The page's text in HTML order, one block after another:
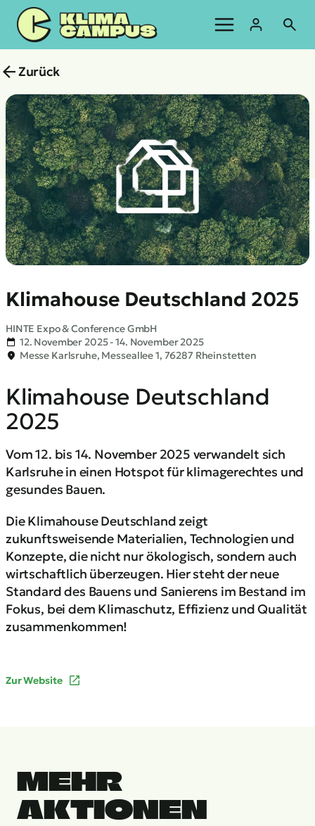
Zum
Inhalt
springen
Zurück
Klimahouse Deutschland 2025
HINTE Expo & Conference GmbH
12. November 2025 - 14. November 2025
Messe Karlsruhe, Messeallee 1, 76287 Rheinstetten
Klimahouse Deutschland
2025
Vom 12. bis 14. November 2025 verwandelt sich
Karlsruhe in einen Hotspot für klimagerechtes und
gesundes Bauen.
Die Klimahouse Deutschland zeigt
zukunftsweisende Materialien, Technologien und
Konzepte, die nicht nur ökologisch, sondern auch
wirtschaftlich überzeugen. Hier steht der neue
Standard des Bauens und Sanierens im Bestand im
Fokus, bei dem Klimaschutz, Effizienz und Qualität
zusammenkommen!
Zur Website
MEHR
AKTIONEN